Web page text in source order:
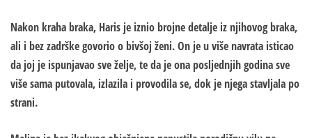
Nakon kraha braka, Haris je iznio brojne detalje iz njihovog braka,
ali i bez zadrške govorio o bivšoj ženi. On je u više navrata isticao
da joj je ispunjavao sve želje, te da je ona posljednjih godina sve
više sama putovala, izlazila i provodila se, dok je njega stavljala po
strani.